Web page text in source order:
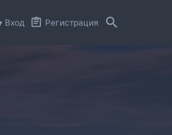
Вход Регистрация